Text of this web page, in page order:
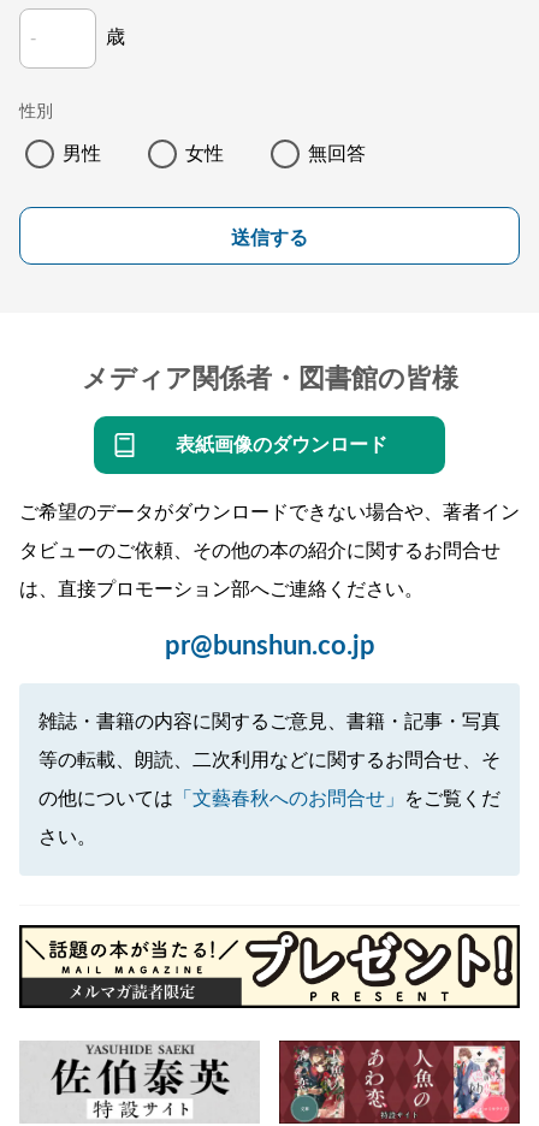
歳
性別
男性 女性 無回答
送信する
メディア関係者・図書館の皆様
表紙画像のダウンロード
ご希望のデータがダウンロードできない場合や、著者イン
タビューのご依頼、その他の本の紹介に関するお問合せ
は、直接プロモーション部へご連絡ください。
pr@bunshun.co.jp
雑誌・書籍の内容に関するご意見、書籍・記事・写真
等の転載、朗読、二次利用などに関するお問合せ、そ
の他については 「文藝春秋へのお問合せ」
をご覧くだ
さい。